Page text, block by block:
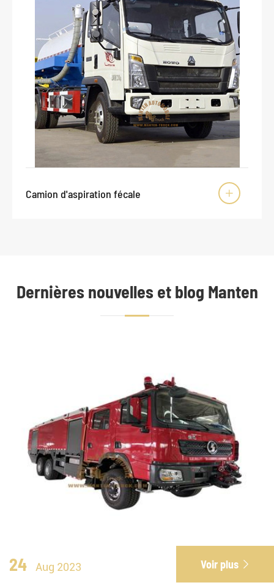
Camion d'aspiration fécale 
Dernières nouvelles et blog Manten
24 Aug 2023 Voir plus 